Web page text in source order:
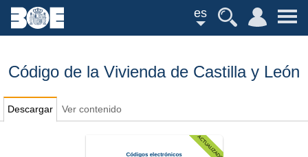
es
Código de la Vivienda de Castilla y León
Descargar Ver contenido